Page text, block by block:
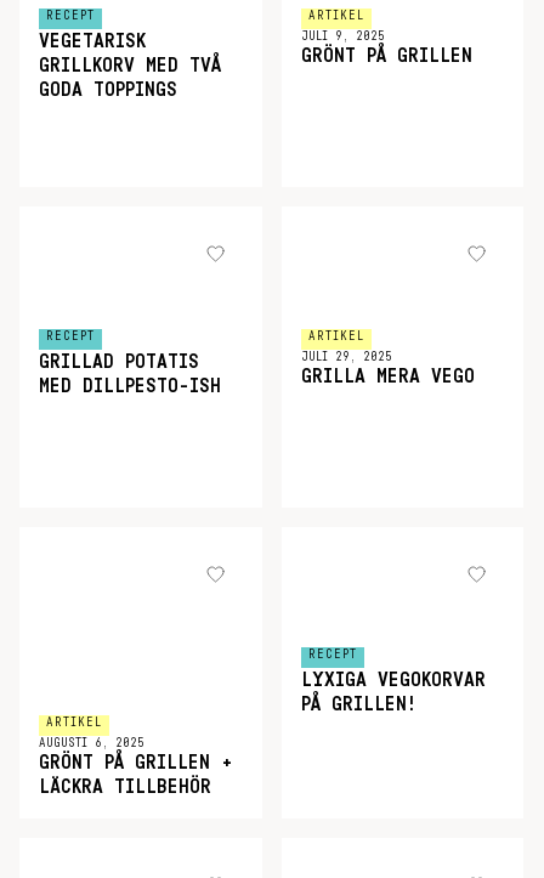
RECEPT
VEGETARISK
GRILLKORV MED TVÅ
GODA TOPPINGS
ARTIKEL
JULI 9, 2025
GRÖNT PÅ GRILLEN
RECEPT
GRILLAD POTATIS
MED DILLPESTO-ISH
ARTIKEL
JULI 29, 2025
GRILLA MERA VEGO
ARTIKEL
AUGUSTI 6, 2025
GRÖNT PÅ GRILLEN +
LÄCKRA TILLBEHÖR
RECEPT
LYXIGA VEGOKORVAR
PÅ GRILLEN!